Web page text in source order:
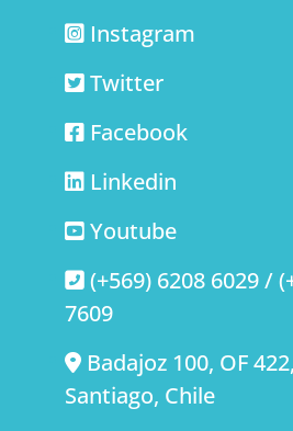
Instagram
Twitter
Facebook
Linkedin
Youtube
(+569) 6208 6029 /
7609
Badajoz 100, OF
Santiago, Chile